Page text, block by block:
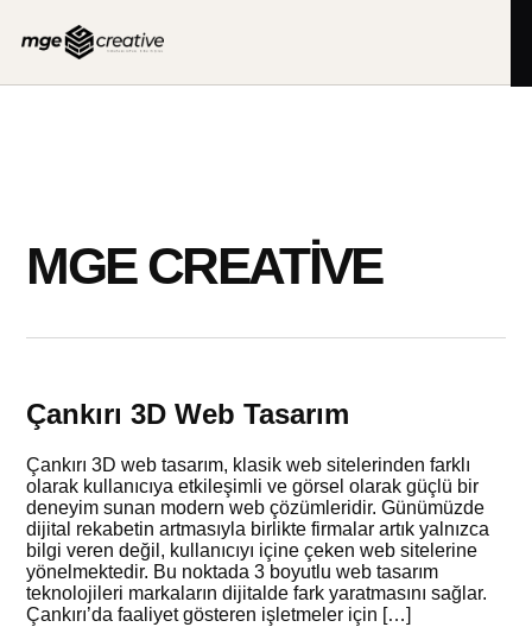
MGE CREATIVE
Çankırı 3D Web Tasarım
Çankırı 3D web tasarım, klasik web sitelerinden farklı
olarak kullanıcıya etkileşimli ve görsel olarak güçlü bir
deneyim sunan modern web çözümleridir. Günümüzde
dijital rekabetin artmasıyla birlikte firmalar artık yalnızca
bilgi veren değil, kullanıcıyı içine çeken web sitelerine
yönelmektedir. Bu noktada 3 boyutlu web tasarım
teknolojileri markaların dijitalde fark yaratmasını sağlar.
Çankırı’da faaliyet gösteren işletmeler için […]